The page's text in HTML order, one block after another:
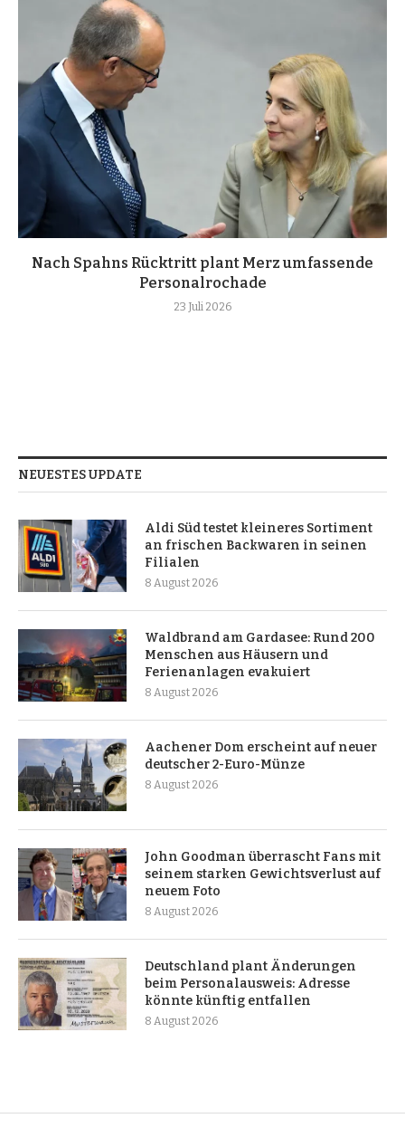
Nach Spahns Rücktritt plant Merz umfassende
Personalrochade
23 Juli 2026
NEUESTES UPDATE
Aldi Süd testet kleineres Sortiment
an frischen Backwaren in seinen
Filialen
8 August 2026
Waldbrand am Gardasee: Rund 200
Menschen aus Häusern und
Ferienanlagen evakuiert
8 August 2026
Aachener Dom erscheint auf neuer
deutscher 2-Euro-Münze
8 August 2026
John Goodman überrascht Fans mit
seinem starken Gewichtsverlust auf
neuem Foto
8 August 2026
Deutschland plant Änderungen
beim Personalausweis: Adresse
könnte künftig entfallen
8 August 2026